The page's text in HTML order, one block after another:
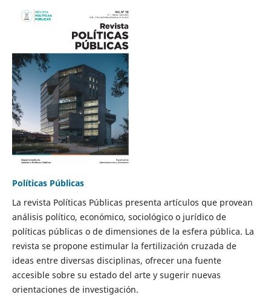
Políticas Públicas
La revista Políticas Públicas presenta artículos que provean
análisis político, económico, sociológico o jurídico de
políticas públicas o de dimensiones de la esfera pública. La
revista se propone estimular la fertilización cruzada de
ideas entre diversas disciplinas, ofrecer una fuente
accesible sobre su estado del arte y sugerir nuevas
orientaciones de investigación.